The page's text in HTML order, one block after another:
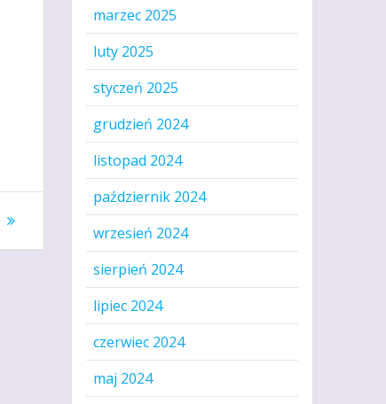
marzec 2025
luty 2025
styczeń 2025
grudzień 2024
listopad 2024
październik 2024
wrzesień 2024
sierpień 2024
lipiec 2024
czerwiec 2024
maj 2024